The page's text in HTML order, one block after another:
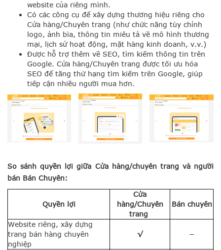
website của riêng mình.
Có các công cụ để xây dựng thương hiệu riêng cho
Cửa hàng/Chuyên trang (như chức năng tùy chỉnh
logo, ảnh bìa, thông tin miêu tả về mô hình thương
mại, lịch sử hoạt động, mặt hàng kinh doanh, v.v.)
Được hỗ trợ thêm về SEO, tìm kiếm thông tin trên
Google. Cửa hàng/Chuyên trang được tối ưu hóa
SEO để tăng thứ hạng tìm kiếm trên Google, giúp
tiếp cận nhiều người mua hơn.
So sánh quyền lợi giữa Cửa hàng/chuyên trang và người
bán Bán Chuyên:
Quyền lợi
Cửa
hàng/Chuyên
trang
Bán chuyên
Website riêng, xây dựng
trang bán hàng chuyên
nghiệp
√ −